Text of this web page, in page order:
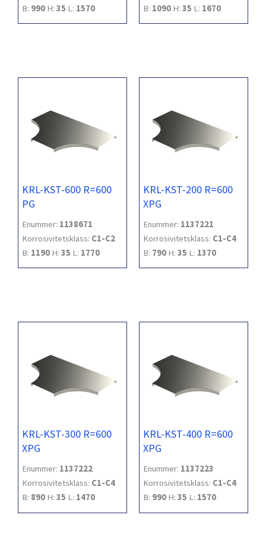
B: 990 H: 35 L: 1570
B: 1090 H: 35 L: 1670
KRL-KST-600 R=600
PG
Enummer: 1138671
Korrosivitetsklass: C1-C2
B: 1190 H: 35 L: 1770
KRL-KST-200 R=600
XPG
Enummer: 1137221
Korrosivitetsklass: C1-C4
B: 790 H: 35 L: 1370
KRL-KST-300 R=600
XPG
Enummer: 1137222
Korrosivitetsklass: C1-C4
B: 890 H: 35 L: 1470
KRL-KST-400 R=600
XPG
Enummer: 1137223
Korrosivitetsklass: C1-C4
B: 990 H: 35 L: 1570